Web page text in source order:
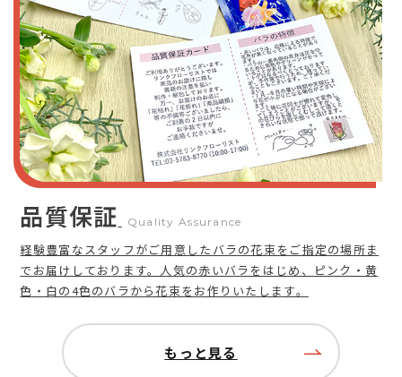
品質保証 Quality Assurance
経験豊富なスタッフがご用意したバラの花束をご指定の場所ま
でお届けしております。人気の赤いバラをはじめ、ピンク・黄
色・白の4色のバラから花束をお作りいたします。
もっと見る